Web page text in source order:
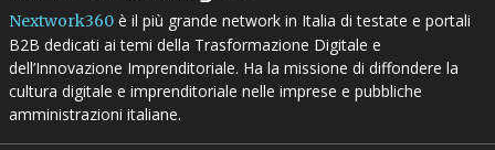
Nextwork360è il più grande network in Italia di testate e portali
B2B dedicati ai temi della Trasformazione Digitale e
dell’Innovazione Imprenditoriale. Ha la missione di diffondere la
cultura digitale e imprenditoriale nelle imprese e pubbliche
amministrazioni italiane.